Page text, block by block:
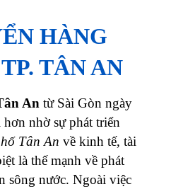
HÀNG
TÂN AN
An từ Sài Gòn ngày
nhờ sự phát triển
Tân An về kinh tế, tài
là thế mạnh về phát
sông nước. Ngoài việc